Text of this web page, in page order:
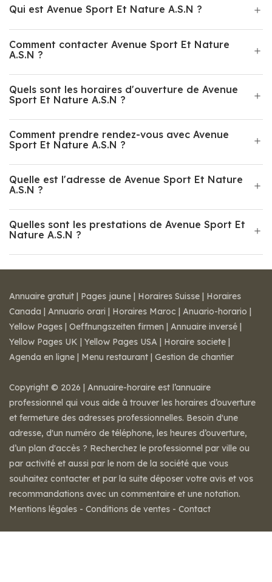
Qui est Avenue Sport Et Nature A.S.N ?
Comment contacter Avenue Sport Et Nature
A.S.N ?
Quels sont les horaires d'ouverture de Avenue
Sport Et Nature A.S.N ?
Comment prendre rendez-vous avec Avenue
Sport Et Nature A.S.N ?
Quelle est l'adresse de Avenue Sport Et Nature
A.S.N ?
Quelles sont les prestations de Avenue Sport Et
Nature A.S.N ?
Annuaire gratuit | Pages jaune | Horaires Suisse | Horaires
Canada | Annuario orari | Horaires Maroc | Anuario-horario |
Yellow Pages | Oeffnungszeiten firmen | Annuaire inversé |
Yellow Pages UK | Yellow Pages USA | Horaire societe |
Agenda en ligne | Menu restaurant | Gestion de chantier
Copyright © 2026 | Annuaire-horaire est l’annuaire
professionnel qui vous aide à trouver les horaires d’ouverture
et fermeture des adresses professionnelles. Besoin d'une
adresse, d'un numéro de téléphone, les heures d’ouverture,
d’un plan d'accès ? Recherchez le professionnel par ville ou
par activité et aussi par le nom de la société que vous
souhaitez contacter et par la suite déposer votre avis et vos
recommandations avec un commentaire et une notation.
Mentions légales - Conditions de ventes - Contact